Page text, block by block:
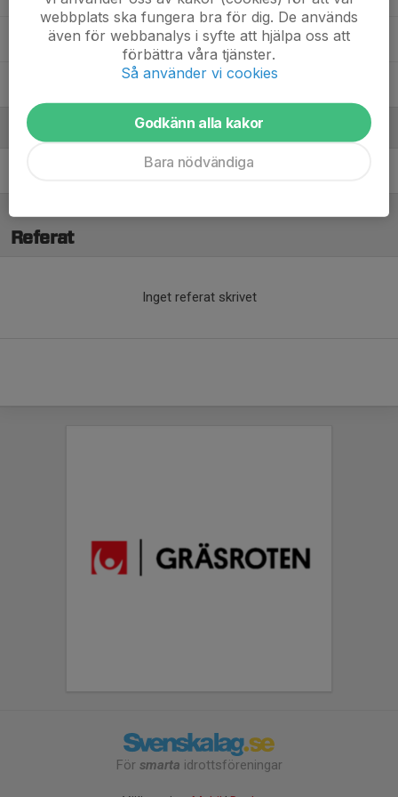
Stella Myhr
Ledare
Assisterande tränare
Referat
Inget referat skrivet
För smarta idrottsföreningar
webbplats ska fungera bra för dig. De används
även för webbanalys i syfte att hjälpa oss att
förbättra våra tjänster.
Så använder vi cookies
Godkänn alla kakor
Bara nödvändiga